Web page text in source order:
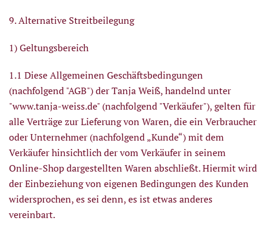
9. Alternative Streitbeilegung
1) Geltungsbereich
1.1 Diese Allgemeinen Geschäftsbedingungen
(nachfolgend "AGB") der Tanja Weiß, handelnd unter
"www.tanja-weiss.de" (nachfolgend "Verkäufer"), gelten für
alle Verträge zur Lieferung von Waren, die ein Verbraucher
oder Unternehmer (nachfolgend „Kunde“) mit dem
Verkäufer hinsichtlich der vom Verkäufer in seinem
Online-Shop dargestellten Waren abschließt. Hiermit wird
der Einbeziehung von eigenen Bedingungen des Kunden
widersprochen, es sei denn, es ist etwas anderes
vereinbart.